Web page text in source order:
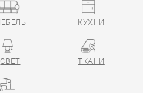
КУХНИ
СВЕТ ТКАНИ